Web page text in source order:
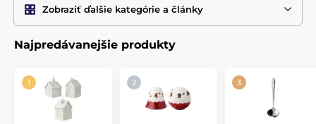
Zobraziť ďalšie kategórie a články
Najpredávanejšie produkty